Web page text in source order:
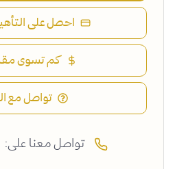
احصل على
كم تسوى
تواصل مع
تواصل معنا على: